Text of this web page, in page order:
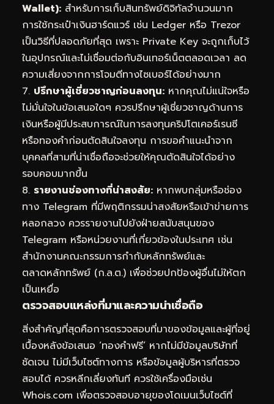
Wallet): สำหรับการเก็บสินทรัพย์ดิจิทัลจำนวนมาก
การใช้กระเป๋าเงินฮาร์ดแวร์ เช่น Ledger หรือ Trezor
เป็นวิธีที่ปลอดภัยที่สุด เพราะ Private Key จะถูกเก็บไว้
ในอุปกรณ์และไม่เชื่อมต่อกับอินเทอร์เน็ตตลอดเวลา ลด
ความเสี่ยงจากการโจมตีทางไซเบอร์ได้อย่างมาก
7. ปรึกษาผู้เชี่ยวชาญก่อนลงทุน: หากคุณไม่แน่ใจหรือ
ไม่มั่นใจในข้อเสนอใดๆ ควรปรึกษาผู้เชี่ยวชาญด้านการ
เงินหรือผู้มีประสบการณ์ในการลงทุนคริปโตเคอร์เรนซี
หรือทองคำก่อนตัดสินใจลงทุน การขอคำแนะนำจาก
บุคคลที่สามที่น่าเชื่อถือจะช่วยให้คุณตัดสินใจได้อย่าง
รอบคอบมากขึ้น
8. รายงานช่องทางที่น่าสงสัย: หากพบกลุ่มหรือช่อง
ทาง Telegram ที่มีพฤติกรรมน่าสงสัยหรือเข้าข่ายการ
หลอกลวง ควรรายงานไปยังฝ่ายสนับสนุนของ
Telegram หรือหน่วยงานที่เกี่ยวข้องในประเทศ เช่น
สำนักงานคณะกรรมการกำกับหลักทรัพย์และ
ตลาดหลักทรัพย์ (ก.ล.ต.) เพื่อช่วยปกป้องผู้อื่นไม่ให้ตก
เป็นเหยื่อ
ตรวจสอบแหล่งที่มาและความน่าเชื่อถือ
สิ่งสำคัญที่สุดคือการตรวจสอบที่มาของข้อมูลและผู้ที่อยู่
เบื้องหลังข้อเสนอ ‘ทองคำฟรี’ หากไม่มีข้อมูลบริษัทที่
ชัดเจน ไม่มีเว็บไซต์ทางการ หรือข้อมูลผู้บริหารที่ตรวจ
สอบได้ ควรหลีกเลี่ยงทันที ควรใช้เครื่องมือเช่น
Whois.com เพื่อตรวจสอบอายุของโดเมนเว็บไซต์ที่